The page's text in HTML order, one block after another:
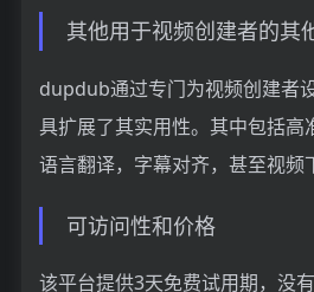
其他用于视频创建者的其
dupdub通过专门为视频创建者
具扩展了其实用性。其中包括高
语言翻译，字幕对齐，甚至视频
可访问性和价格
该平台提供3天免费试用期，没